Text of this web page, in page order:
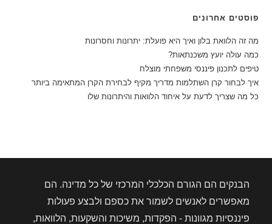
פוסטים אחרונים
מה זה הלוואת בלון ואיך היא פועלת: יתרונות וחסרונות
כמה עולה יועץ משכנתאות?
טיפים לתכנון פיננסי משפחתי מוצלח
איך לבחור קרן השתלמות מדריך מקיף לבחירת הקרן המתאימה ביותר
כל מה שצריך לדעת על איחוד הלוואות והיתרונות שלו
הבנקים הם הגורם הכלכלי המרכזי של כל מדינה. הם
מאפשרים לאנשים לשמור את כספם ולבצע פעולות
פיננסיות מגוונות - הפקדות, משיכות והשקעות, הלוואות,